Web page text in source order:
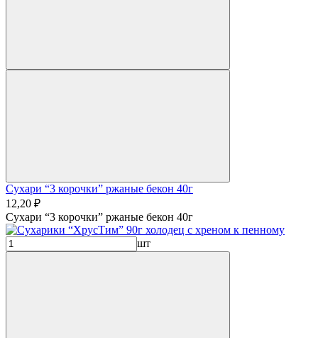
Сухари “3 корочки” ржаные бекон 40г
12,20 ₽
Сухари “3 корочки” ржаные бекон 40г
шт